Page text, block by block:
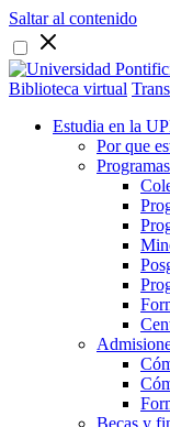
Saltar al contenido
Biblioteca virtual
Estudia en la
Por que
Programas
Becas y